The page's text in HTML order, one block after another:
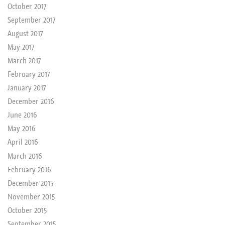
October 2017
September 2017
August 2017
May 2017
March 2017
February 2017
January 2017
December 2016
June 2016
May 2016
April 2016
March 2016
February 2016
December 2015
November 2015
October 2015